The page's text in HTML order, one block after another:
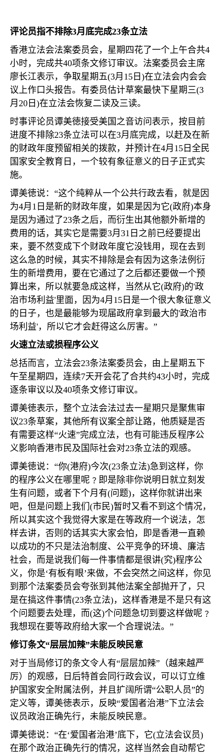
评论员指不排除3月底完成23条立法
香港立法会法案委员会，星期四花了一个上午合共4
小时，完成共40项条文修订审议。法案委员会主席
廖长江表示，争取星期五(3月 15 日 )在立法会内会会
议上作口头报告。有委员估计草案最快下星期三(3
月 20 日 )在立法会恢复二读及三读。
时事评论员谭美徳接受美国之音访问表示，按目前
进度不排除23条立法可以在3月底完成，以赶及在新
的财政年度预留相关的拨款，并预计在4月 15 日全民
国家安全教育日，一个较有象征意义的日子正式实
施。
谭美徳说：“这个纯粹从一个公共行政去看，就是因
为4月 1 日是新的财政年度，如果是因为它(政府)本身
是因为通过了23条之后，而衍生出其他额外新增的
费用的话，其实它是需要3月 31 日之前已经要提出
来，要不然变成下个财政年度它没钱用，现在去到
这么急的时候，其实不排除是会有因为这条法例衍
生的新增费用，要在它通过了之后都还要做一个预
算出来，所以就要急成这样，当然从它(政府)的'政
治市场利益'里面，因为4月 15 日是一个很大象征意义
的日子，也是最能够为现届政府拿到最大的'政治市
场利益'，所以它才会赶得这么厉害。”
火速立法或损程序公义
总括而言，立法会23条法案委员会，由上星期五下
午至星期四，连续7天开会花了合共约43小时，完成
逐条审议以及40项条文修订审议。
谭美徳表示，整个立法会法过去一星期只是聚焦审
议23条草案，其他所有议案全部让路，他质疑是否
有需要这样“火速”完成立法，也有可能违反程序公
义影响香港市民及国际社会对23条立法的观感。
谭美徳说：“你(港府)今次(23条立法)急到这样，你
的程序公义在哪里呢﹖即是除非你说明日就立刻发
生有问题，或者下个月有(问题)，这样你就讲出来
吧，但是问题上我们 (市民)暂时又看不到这个情况，
所以其实这个我觉得大家是在等政府一个说法，怎
样去讲，否则的话其实大家会怕，即是香港一直赖
以成功的不只是法治制度、公平竞争的环境、廉洁
社会，而是说我们每一件事情都是很讲(究)程序公
义，你是‘有板有眼’来做，不会突然之间这样，你见
到那个法案委员会夸张到其他法案全部抛开了，只
是在搞这件事情(23条立法)，这样香港是不是只有这
个问题要去处理，而(这)个问题急切到要这样做呢﹖
我想现在要等政府给大家一个合理说法。”
修订条文“层层加辣”未能反映民意
对于当局修订的条文令人有“层层加辣”（越来越严
厉）的观感，日后特首会同行政会议，可以订立维
护国家安全附属法例，并且扩阔所谓“公职人员”的
定义等，谭美徳表示，反映“爱国者治港”下立法会
议员政治正确先行，未能反映民意。
谭美徳说：“在‘爱国者治港’底下，它(立法会议员)
在那个政治正确先行的情况，这样当然会自动帮它